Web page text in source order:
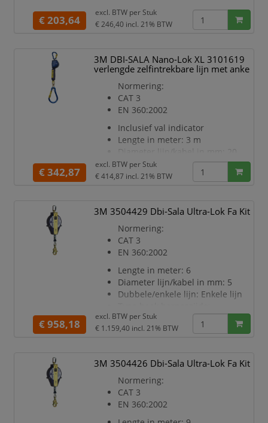
voor bevestiging aan het harnas en een
remsysteem met slimme activering.
zelfintrekbare reddingslijn, 3101208,
combineert u een lichtgewicht ontwerp
met industriële sterkte, duu
€ 203,64
excl. BTW per Stuk
€ 246,40 incl. 21% BTW
3M DBI-SALA Nano-Lok XL 3101619
verlengde zelfintrekbare lijn met anke
Normering:
CAT 3
EN 360:2002
Inclusief val indicator
Lengte in meter: 3 m
Diameter lijn/kabel in mm: 20
Scherpe rand getest: False
Dubbele/enkele lijn: Enkele lijn
Haakopening ankerzijde in mm:
52
Maximum draaggewicht in kg:
140
Gewicht in gram: 1500
€ 342,87
excl. BTW per Stuk
€ 414,87 incl. 21% BTW
3M 3504429 Dbi-Sala Ultra-Lok Fa Kit
Normering:
CAT 3
EN 360:2002
Lengte in meter: 6
Diameter lijn/kabel in mm: 5
Dubbele/enkele lijn: Enkele lijn
Karabijnhaak
Haakopening ankerzijde in mm:
140
Gewicht in gram: 4001
€ 958,18
excl. BTW per Stuk
€ 1.159,40 incl. 21% BTW
3M 3504426 Dbi-Sala Ultra-Lok Fa Kit
Normering:
CAT 3
EN 360:2002